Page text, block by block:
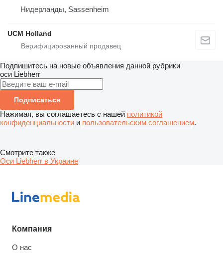
Нидерланды, Sassenheim
UCM Holland
Подпишитесь на новые объявления данной рубрики
оси Liebherr
Подписаться
Нажимая, вы соглашаетесь с нашей политикой
конфиденциальности и пользовательским соглашением.
Смотрите также
Оси Liebherr в Украине
Компания
О нас